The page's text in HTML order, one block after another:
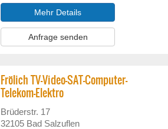
Mehr Details
Anfrage senden
Frölich TV-Video-SAT-Computer-
Telekom-Elektro
Brüderstr. 17
32105 Bad Salzuflen